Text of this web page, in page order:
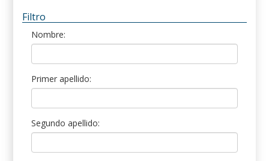
Filtro
Nombre:
Primer apellido:
Segundo apellido: